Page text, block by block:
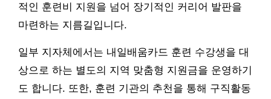
적인 훈련비 지원을 넘어 장기적인 커리어 발판을
마련하는 지름길입니다.
일부 지자체에서는 내일배움카드 훈련 수강생을 대
상으로 하는 별도의 지역 맞춤형 지원금을 운영하기
도 합니다. 또한, 훈련 기관의 추천을 통해 구직활동